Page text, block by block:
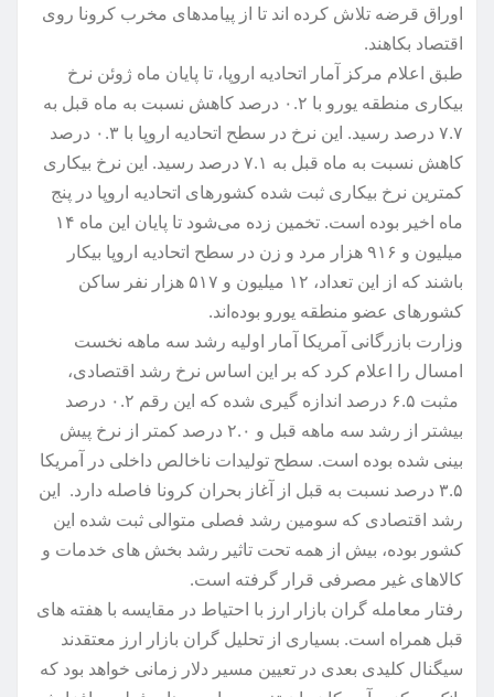
اوراق قرضه تلاش کرده اند تا از پیامدهای مخرب کرونا روی
اقتصاد بکاهند.
طبق اعلام مرکز آمار اتحادیه اروپا، تا پایان ماه ژوئن نرخ
بیکاری منطقه یورو با ۰.۲ درصد کاهش نسبت به ماه قبل به
۷.۷ درصد رسید. این نرخ در سطح اتحادیه اروپا با ۰.۳ درصد
کاهش نسبت به ماه قبل به ۷.۱ درصد رسید. این نرخ بیکاری
کمترین نرخ بیکاری ثبت شده کشورهای اتحادیه اروپا در پنج
ماه اخیر بوده است. تخمین زده می‌شود تا پایان این ماه ۱۴
میلیون و ۹۱۶ هزار مرد و زن در سطح اتحادیه اروپا بیکار
باشند که از این تعداد، ۱۲ میلیون و ۵۱۷ هزار نفر ساکن
کشورهای عضو منطقه یورو بوده‌اند.
وزارت بازرگانی آمریکا آمار اولیه رشد سه ماهه نخست
امسال را اعلام کرد که بر این اساس نرخ رشد اقتصادی،
مثبت ۶.۵ درصد اندازه گیری شده که این رقم ۰.۲ درصد
بیشتر از رشد سه ماهه قبل و ۲.۰ درصد کمتر از نرخ پیش
بینی شده بوده است. سطح تولیدات ناخالص داخلی در آمریکا
۳.۵ درصد نسبت به قبل از آغاز بحران کرونا فاصله دارد. این
رشد اقتصادی که سومین رشد فصلی متوالی ثبت شده این
کشور بوده، بیش از همه تحت تاثیر رشد بخش های خدمات و
کالاهای غیر مصرفی قرار گرفته است.
رفتار معامله گران بازار ارز با احتیاط در مقایسه با هفته های
قبل همراه است. بسیاری از تحلیل گران بازار ارز معتقدند
سیگنال کلیدی بعدی در تعیین مسیر دلار زمانی خواهد بود که